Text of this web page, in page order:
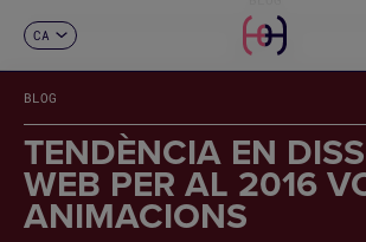
CA
FR
DE
IT
PT
CONTACTE
BLOG
TENDÈNCIA EN
WEB PER AL 2016
ANIMACIONS